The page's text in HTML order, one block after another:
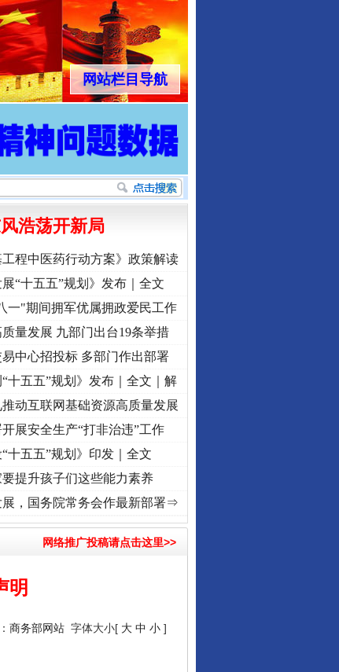
网站栏目导航
奋进复兴征程丨“转折之城”激荡..·[视频]
浩荡开新局
工程中医药行动方案》政策解读
展“十五五”规划》发布｜全文
一"期间拥军优属拥政爱民工作
量发展 九部门出台19条举措
中心招投标 多部门作出部署
“十五五”规划》发布｜全文｜解
动互联网基础资源高质量发展
展安全生产“打非治违”工作
“十五五”规划》印发｜全文
提升孩子们这些能力素养
，国务院常务会作最新部署⇒
网络推广投稿请点击这里>>
明
商务部网站 字体大小[ 大 中 小 ]